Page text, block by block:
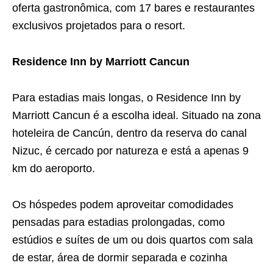
oferta gastronômica, com 17 bares e restaurantes
exclusivos projetados para o resort.
Residence Inn by Marriott Cancun
Para estadias mais longas, o Residence Inn by
Marriott Cancun é a escolha ideal. Situado na zona
hoteleira de Cancún, dentro da reserva do canal
Nizuc, é cercado por natureza e está a apenas 9
km do aeroporto.
Os hóspedes podem aproveitar comodidades
pensadas para estadias prolongadas, como
estúdios e suítes de um ou dois quartos com sala
de estar, área de dormir separada e cozinha